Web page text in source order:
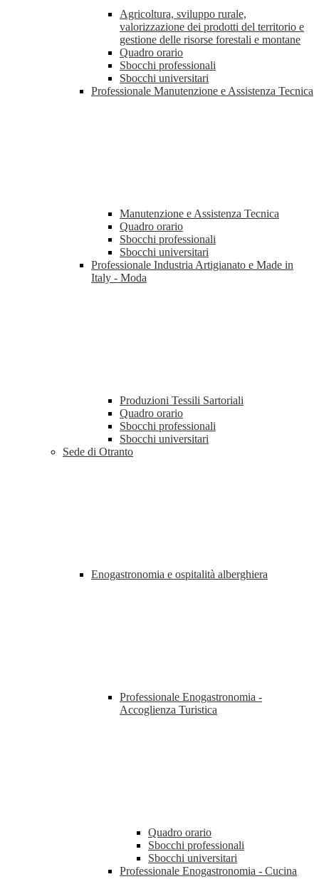
Agricoltura, sviluppo rurale,
valorizzazione dei prodotti del territorio e
gestione delle risorse forestali e montane
Quadro orario
Sbocchi professionali
Sbocchi universitari
Professionale Manutenzione e Assistenza Tecnica
Manutenzione e Assistenza Tecnica
Quadro orario
Sbocchi professionali
Sbocchi universitari
Professionale Industria Artigianato e Made in
Italy - Moda
Produzioni Tessili Sartoriali
Quadro orario
Sbocchi professionali
Sbocchi universitari
Sede di Otranto
Enogastronomia e ospitalità alberghiera
Professionale Enogastronomia -
Accoglienza Turistica
Quadro orario
Sbocchi professionali
Sbocchi universitari
Professionale Enogastronomia - Cucina